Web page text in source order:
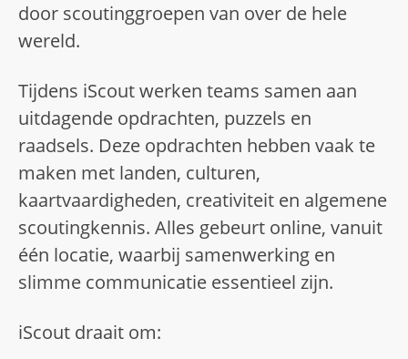
door scoutinggroepen van over de hele
wereld.
Tijdens iScout werken teams samen aan
uitdagende opdrachten, puzzels en
raadsels. Deze opdrachten hebben vaak te
maken met landen, culturen,
kaartvaardigheden, creativiteit en algemene
scoutingkennis. Alles gebeurt online, vanuit
één locatie, waarbij samenwerking en
slimme communicatie essentieel zijn.
iScout draait om: